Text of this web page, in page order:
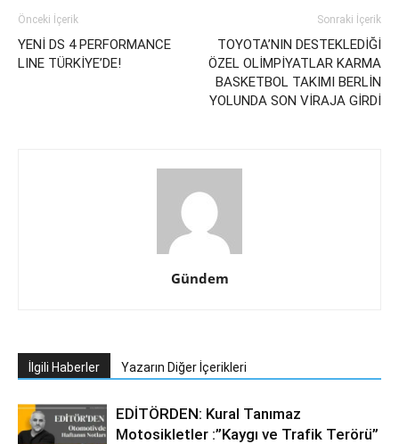
Önceki İçerik
YENİ DS 4 PERFORMANCE
LINE TÜRKİYE’DE!
Sonraki İçerik
TOYOTA’NIN DESTEKLEDİĞİ
ÖZEL OLİMPİYATLAR KARMA
BASKETBOL TAKIMI BERLİN
YOLUNDA SON VİRAJA GİRDİ
Gündem
İlgili Haberler Yazarın Diğer İçerikleri
EDİTÖRDEN: Kural Tanımaz
Motosikletler :”Kaygı ve Trafik Terörü”